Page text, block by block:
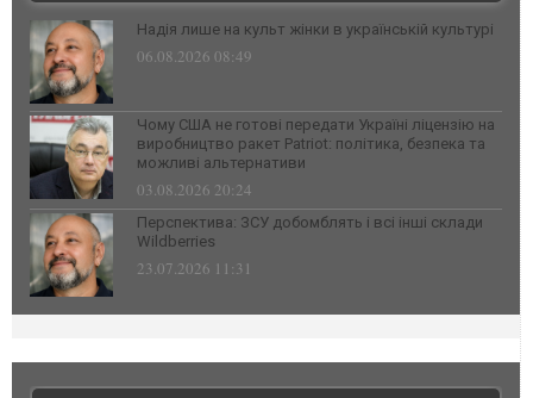
Надія лише на культ жінки в українській культурі
06.08.2026 08:49
Чому США не готові передати Україні ліцензію на
виробництво ракет Patriot: політика, безпека та
можливі альтернативи
03.08.2026 20:24
Перспектива: ЗСУ добомблять і всі інші склади
Wildberries
23.07.2026 11:31